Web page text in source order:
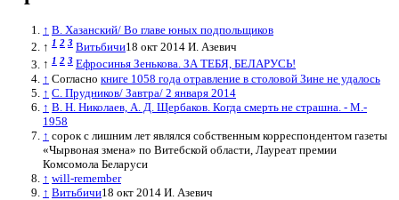
↑ В. Хазанский/ Во главе юных подпольщиков
↑ 1 2 3 Витьбичи18 окт 2014 И. Азевич
↑ 1 2 3 Ефросинья Зенькова. ЗА ТЕБЯ, БЕЛАРУСЬ!
↑ Согласно книге 1058 года отравление в столовой Зине не удалось
↑ С. Прудников/ Завтра/ 2 января 2014
↑ В. Н. Николаев, А. Д. Щербаков. Когда смерть не страшна. - М.-
1958
↑ сорок с лишним лет являлся собственным корреспондентом газеты
«Чырвоная змена» по Витебской области, Лауреат премии
Комсомола Беларуси
↑ will-remember
↑ Витьбичи18 окт 2014 И. Азевич